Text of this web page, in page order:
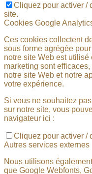
Cliquez pour activer /
site.
Cookies Google
Ces cookies collectent
sous forme agrégée
notre site Web est
marketing sont
notre site Web et notre
votre expérience.
Si vous ne souhaitez
sur notre site, vous
navigateur ici :
Cliquez pour activer /
Autres services externes
Nous utilisons
que Google Webfonts,